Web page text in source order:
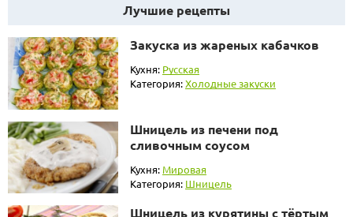
Лучшие рецепты
Закуска из жареных кабачков
Кухня: Русская
Категория:Холодные закуски
Шницель из печени под
сливочным соусом
Кухня: Мировая
Категория: Шницель
Шницель из курятины с тёртым